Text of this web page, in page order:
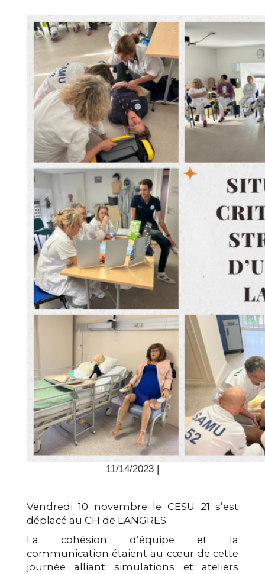
11/14/2023 |
Vendredi 10 novembre le CESU 21 s’est
déplacé au CH de LANGRES.
La cohésion d’équipe et la
communication étaient au cœur de cette
journée alliant simulations et ateliers